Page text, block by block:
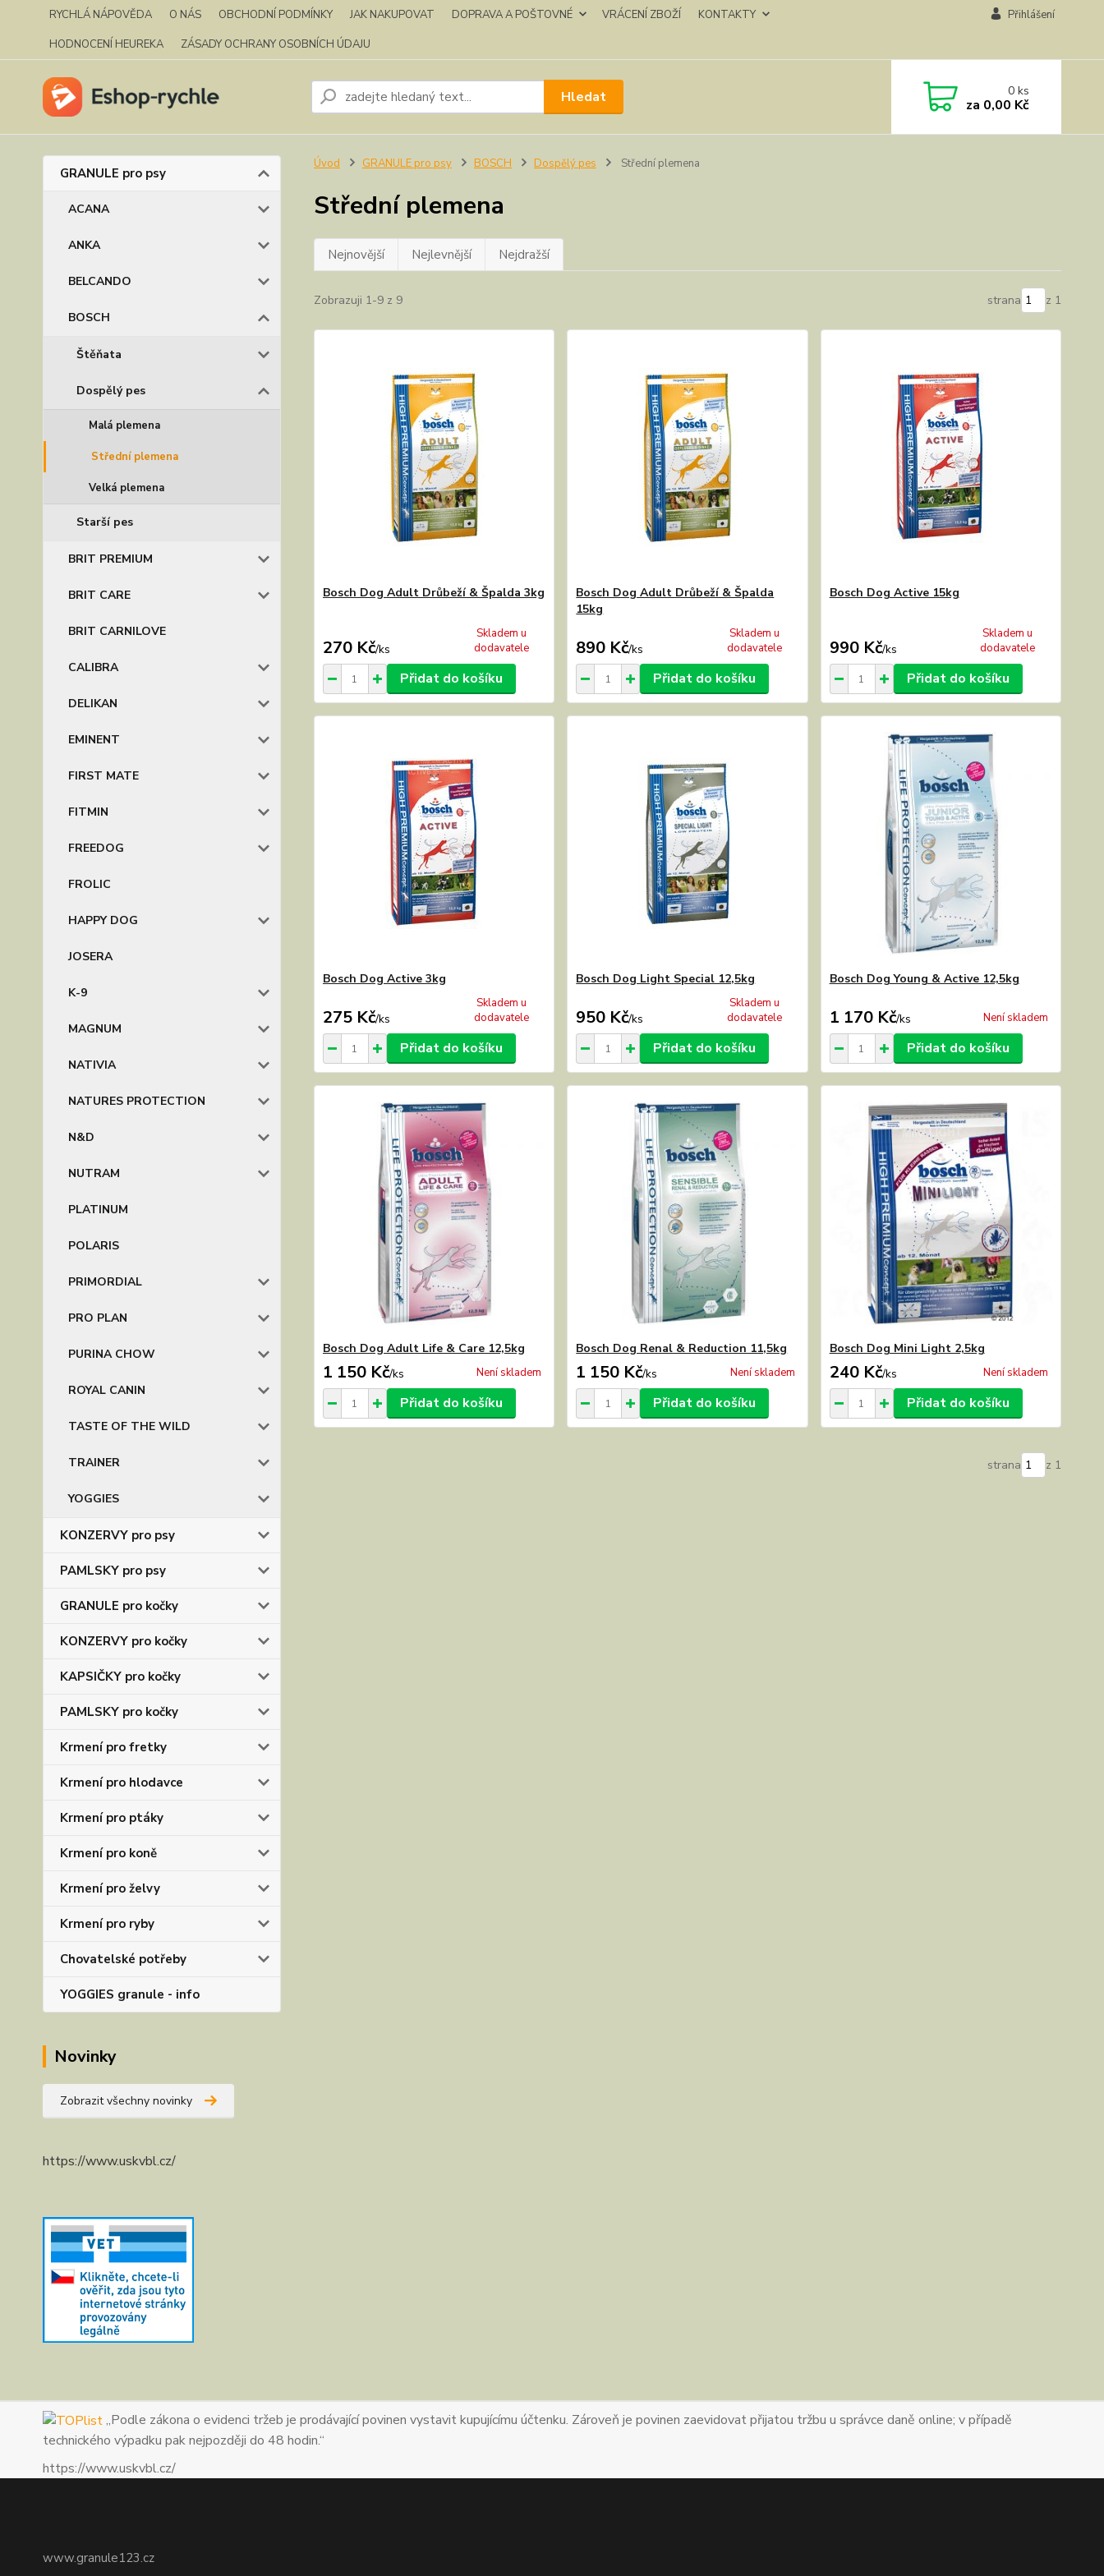
RYCHLÁ NÁPOVĚDA O NÁS OBCHODNÍ PODMÍNKY JAK NAKUPOVAT DOPRAVA A POŠTOVNÉ VRÁCENÍ ZBOŽÍ
KONTAKTY
HODNOCENÍ HEUREKA
ZÁSADY OCHRANY OSOBNÍCH ÚDAJU
Přihlášení
Hledat 0ks
za 0,00 Kč
GRANULE pro psy
ACANA
ANKA
BELCANDO
BOSCH
Štěňata
Dospělý pes
Malá plemena
Střední plemena
Velká plemena
Starší pes
BRIT PREMIUM
BRIT CARE
BRIT CARNILOVE
CALIBRA
DELIKAN
EMINENT
FIRST MATE
FITMIN
FREEDOG
FROLIC
HAPPY DOG
JOSERA
K-9
MAGNUM
NATIVIA
NATURES PROTECTION
N&D
NUTRAM
PLATINUM
POLARIS
PRIMORDIAL
PRO PLAN
PURINA CHOW
ROYAL CANIN
TASTE OF THE WILD
TRAINER
YOGGIES
KONZERVY pro psy
PAMLSKY pro psy
GRANULE pro kočky
KONZERVY pro kočky
KAPSIČKY pro kočky
PAMLSKY pro kočky
Krmení pro fretky
Krmení pro hlodavce
Krmení pro ptáky
Krmení pro koně
Krmení pro želvy
Krmení pro ryby
Chovatelské potřeby
YOGGIES granule - info
Novinky
Zobrazit všechny novinky
https://www.uskvbl.cz/
Úvod GRANULE pro psy BOSCH Dospělý pes Střední plemena
Střední plemena
Nejnovější Nejlevnější Nejdražší
Zobrazuji 1-9 z 9 strana z 1
Bosch Dog Adult Drůbeží & Špalda 3kg
270 Kč/ks
Skladem u
dodavatele
Přidat do košíku
Bosch Dog Adult Drůbeží & Špalda
15kg
890 Kč/ks
Skladem u
dodavatele
Přidat do košíku
Bosch Dog Active 15kg
990 Kč/ks
Skladem u
dodavatele
Přidat do košíku
Bosch Dog Active 3kg
275 Kč/ks
Skladem u
dodavatele
Přidat do košíku
Bosch Dog Light Special 12,5kg
950 Kč/ks
Skladem u
dodavatele
Přidat do košíku
Bosch Dog Young & Active 12,5kg
1 170 Kč/ks Není skladem
Přidat do košíku
Bosch Dog Adult Life & Care 12,5kg
1 150 Kč/ks Není skladem
Přidat do košíku
Bosch Dog Renal & Reduction 11,5kg
1 150 Kč/ks Není skladem
Přidat do košíku
Bosch Dog Mini Light 2,5kg
240 Kč/ks Není skladem
Přidat do košíku
strana z 1
„Podle zákona o evidenci tržeb je prodávající povinen vystavit kupujícímu účtenku. Zároveň je povinen zaevidovat přijatou tržbu u správce daně online; v případě
technického výpadku pak nejpozději do 48 hodin.“
https://www.uskvbl.cz/
www.granule123.cz